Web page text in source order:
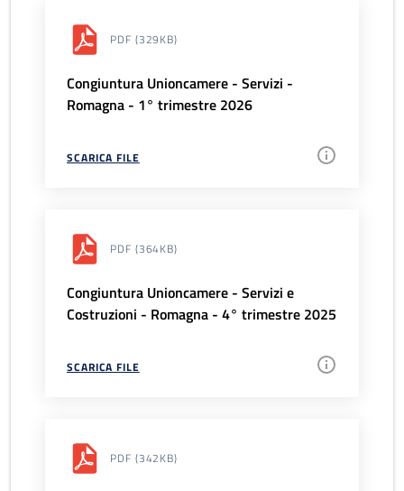
PDF (329KB)
Congiuntura Unioncamere - Servizi -
Romagna - 1° trimestre 2026
SCARICA FILE
PDF (364KB)
Congiuntura Unioncamere - Servizi e
Costruzioni - Romagna - 4° trimestre 2025
SCARICA FILE
PDF (342KB)